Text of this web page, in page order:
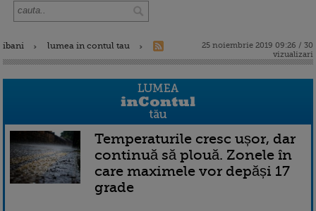
ibani lumea in contul tau
25 noiembrie 2019 09:26 / 30
vizualizari
Temperaturile cresc ușor, dar
continuă să plouă. Zonele în
care maximele vor depăși 17
grade